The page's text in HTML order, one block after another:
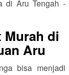
Murah di
Aru
bisa menjadi